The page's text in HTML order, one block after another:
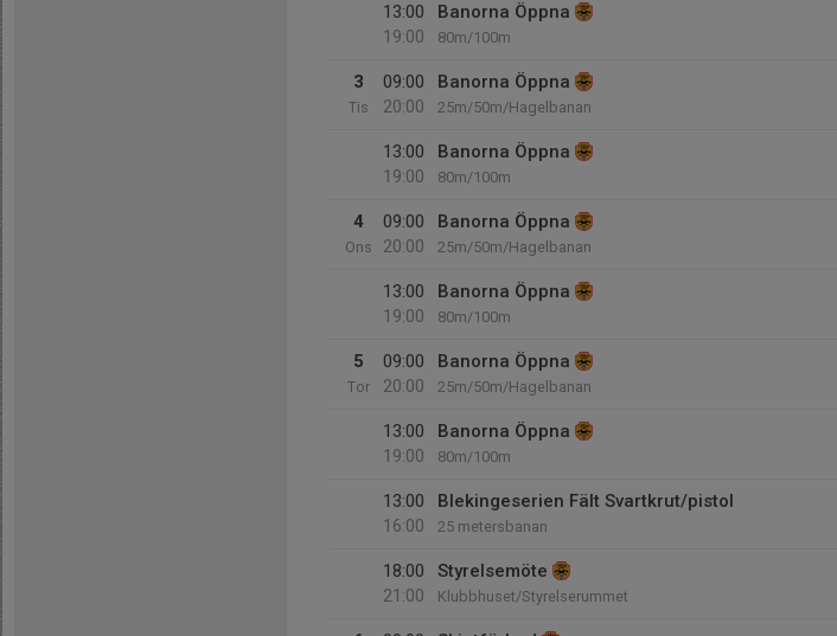
13:00
19:00
Banorna Öppna
80m/100m
3
Tis
09:00
20:00
Banorna Öppna
25m/50m/Hagelbanan
13:00
19:00
Banorna Öppna
80m/100m
4
Ons
09:00
20:00
Banorna Öppna
25m/50m/Hagelbanan
13:00
19:00
Banorna Öppna
80m/100m
5
Tor
09:00
20:00
Banorna Öppna
25m/50m/Hagelbanan
13:00
19:00
Banorna Öppna
80m/100m
13:00
16:00
Blekingeserien Fält Svartkrut/pistol
25 metersbanan
18:00
21:00
Styrelsemöte
Klubbhuset/Styrelserummet